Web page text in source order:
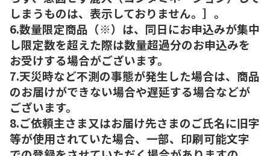
しまうものは、表示しておりません。］。
6.数量限定商品（※）は、同日にお申込みが集中
し限定数を超えた際は数量超過分のお申込みを
お受けする場合がございます。
7.天災時など不測の事態が発生した場合は、商品
のお届けができない場合や遅延する場合などが
ございます。
8.ご依頼主さま又はお届け先さまのご氏名に旧字
等が使用されていた場合、一部、印刷可能文字